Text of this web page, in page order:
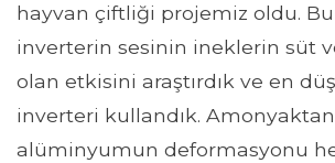
hayvan çiftliği projemiz oldu.
inverterin sesinin ineklerin süt
olan etkisini araştırdık ve en
inverteri kullandık. Amonyaktan
alüminyumun deformasyonu